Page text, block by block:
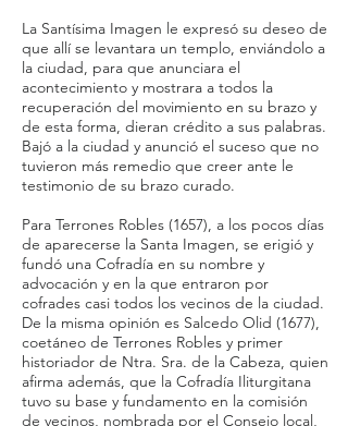
La Santísima Imagen le expresó su deseo de
que allí se levantara un templo, enviándolo a
la ciudad, para que anunciara el
acontecimiento y mostrara a todos la
recuperación del movimiento en su brazo y
de esta forma, dieran crédito a sus palabras.
Bajó a la ciudad y anunció el suceso que no
tuvieron más remedio que creer ante le
testimonio de su brazo curado.
Para Terrones Robles (1657), a los pocos días
de aparecerse la Santa Imagen, se erigió y
fundó una Cofradía en su nombre y
advocación y en la que entraron por
cofrades casi todos los vecinos de la ciudad.
De la misma opinión es Salcedo Olid (1677),
coetáneo de Terrones Robles y primer
historiador de Ntra. Sra. de la Cabeza, quien
afirma además, que la Cofradía Iliturgitana
tuvo su base y fundamento en la comisión
de vecinos, nombrada por el Consejo local,